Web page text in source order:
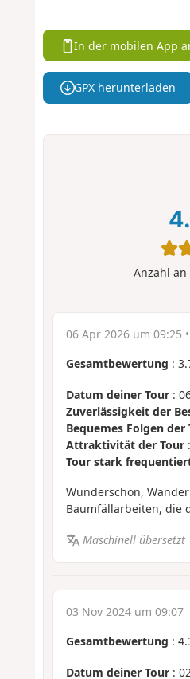
In der mobilen App
GPX herunterladen
Anzahl
06 Apr 2026 um 09:25
Gesamtbewertung :
Datum deiner Tour:
Zuverlässigkeit der
Bequemes Folgen der
Attraktivität der Tour
Tour stark
Wunderschön,
Baumfällarbeiten, die
Maschinell übersetzt
03 Nov 2024 um 09:07
Gesamtbewertung :
Datum deiner Tour: